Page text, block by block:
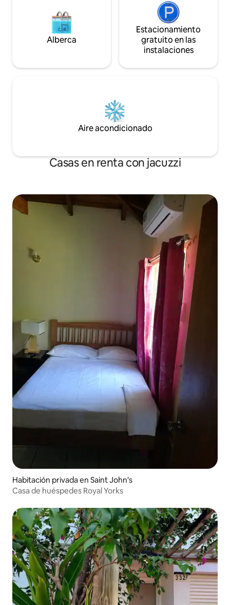
Alberca
Estacionamiento
gratuito en las
instalaciones
Aire acondicionado
Casas en renta con jacuzzi
Habitación privada en Saint John's
Casa de huéspedes Royal Yorks